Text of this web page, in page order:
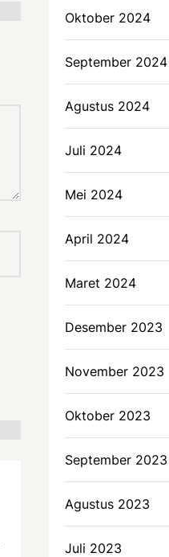
Oktober 2024
September 2024
Agustus 2024
Juli 2024
Mei 2024
April 2024
Maret 2024
Desember 2023
November 2023
Oktober 2023
September 2023
Agustus 2023
Juli 2023